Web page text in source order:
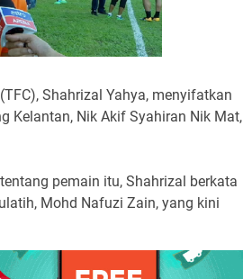
Shahrizal Yahya, menyifatkan
Kelantan, Nik Akif Syahiran Nik Mat,
pemain itu, Shahrizal berkata
Mohd Nafuzi Zain, yang kini